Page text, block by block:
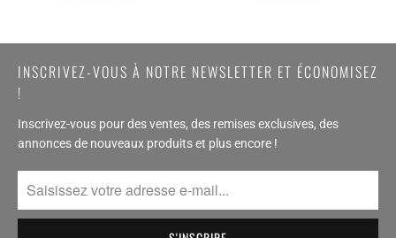
INSCRIVEZ-VOUS À NOTRE NEWSLETTER ET ÉCONOMISEZ
!
Inscrivez-vous pour des ventes, des remises exclusives, des
annonces de nouveaux produits et plus encore !